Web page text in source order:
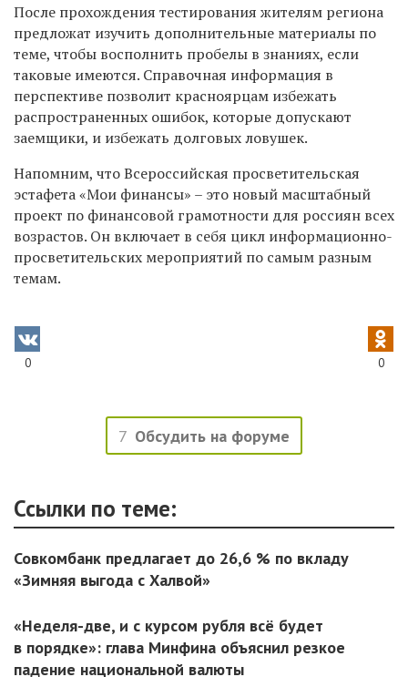
После прохождения тестирования жителям региона
предложат изучить дополнительные материалы по
теме, чтобы восполнить пробелы в знаниях, если
таковые имеются. Справочная информация в
перспективе позволит красноярцам избежать
распространенных ошибок, которые допускают
заемщики, и избежать долговых ловушек.
Напомним, что Всероссийская просветительская
эстафета «Мои финансы» – это новый масштабный
проект по финансовой грамотности для россиян всех
возрастов. Он включает в себя цикл информационно-
просветительских мероприятий по самым разным
темам.
0 0
7 Обсудить на форуме
Ссылки по теме:
Совкомбанк предлагает до 26,6 % по вкладу
«Зимняя выгода с Халвой»
«Неделя-две, и с курсом рубля всё будет
в порядке»: глава Минфина объяснил резкое
падение национальной валюты